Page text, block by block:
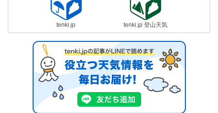
tenki.jp tenki.jp 登山天気